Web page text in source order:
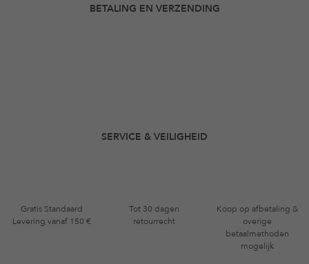
BETALING EN VERZENDING
SERVICE & VEILIGHEID
Gratis Standaard
Levering vanaf 150 €
Tot 30 dagen
retourrecht
Koop op afbetaling &
overige
betaalmethoden
mogelijk